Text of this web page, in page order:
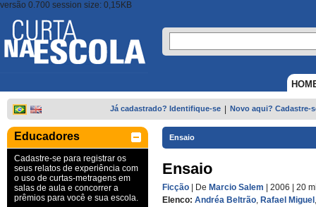
versão 0.700 session size: 0,15KB
Já cadastrado? Identifique-se Novo aqui? Cadastre-
Educadores
Cadastre-se para registrar os
seus relatos de experiência com
o uso de curtas-metragens em
salas de aula e concorrer a
prêmios para você e sua escola.
Ensaio
Ensaio
Ficção | De Marcio Salem | 2006
| 20
Elenco: Andréa Beltrão, Rafael Miguel